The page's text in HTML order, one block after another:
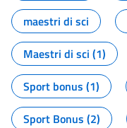
maestri di sci
Maestri di sci (1)
Sport bonus (1)
Sport Bonus (2)